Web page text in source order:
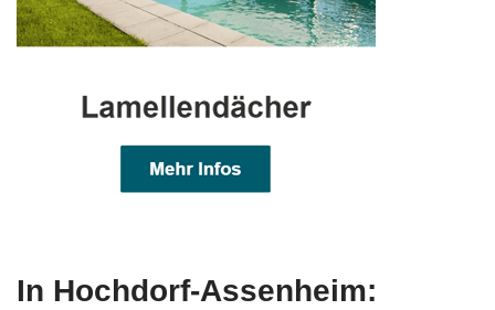
In Hochdorf-Assenheim: